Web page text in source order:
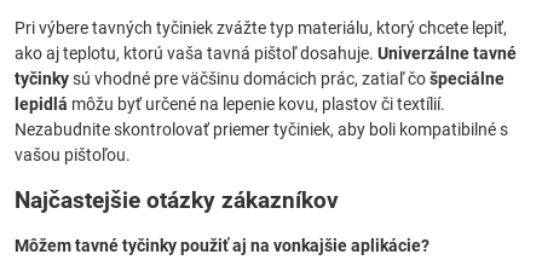
Pri výbere tavných tyčiniek zvážte typ materiálu, ktorý chcete lepiť,
ako aj teplotu, ktorú vaša tavná pištoľ dosahuje. Univerzálne tavné
tyčinkysú vhodné pre väčšinu domácich prác, zatiaľ čošpeciálne
lepidlá môžu byť určené na lepenie kovu, plastov či textílií.
Nezabudnite skontrolovať priemer tyčiniek, aby boli kompatibilné s
vašou pištoľou.
Najčastejšie otázky zákazníkov
Môžem tavné tyčinky použiť aj na vonkajšie aplikácie?